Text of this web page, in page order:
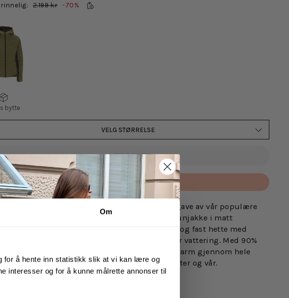
Om
for å hente inn statistikk slik at vi kan lære og
interesser og for å kunne målrette annonser til
2.199 kr -70%
bytte
VELG STØRRELSE
UTSOLGT
Betal med
3.0 Dunjakke fra Twentyfour. Oppgradert utgave av vår populære
ST dunjakke. Dette er en superlett og myk dunjakke i matt
Den har sidelommer md glidelås og fast hette med
Nedre panel og deler av armer i polyester vattering. Med 90%
og 10% fjær holder denne jakken deg god og varm gjennom hele
Perfekt til alle anledninger både høst, vinter og vår.